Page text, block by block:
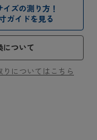
イズの測り方！
ガイドを見る
ついて
についてはこちら